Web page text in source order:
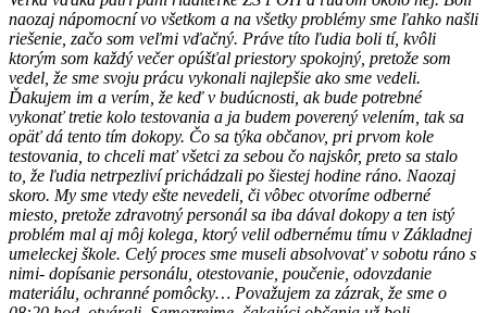
naozaj nápomocní vo všetkom a na všetky problémy sme ľahko našli
riešenie, začo som veľmi vďačný. Práve títo ľudia boli tí, kvôli
ktorým som každý večer opúšťal priestory spokojný, pretože som
vedel, že sme svoju prácu vykonali najlepšie ako sme vedeli.
Ďakujem im a verím, že keď v budúcnosti, ak bude potrebné
vykonať tretie kolo testovania a ja budem poverený velením, tak sa
opäť dá tento tím dokopy. Čo sa týka občanov, pri prvom kole
testovania, to chceli mať všetci za sebou čo najskôr, preto sa stalo
to, že ľudia netrpezliví prichádzali po šiestej hodine ráno. Naozaj
skoro. My sme vtedy ešte nevedeli, či vôbec otvoríme odberné
miesto, pretože zdravotný personál sa iba dával dokopy a ten istý
problém mal aj môj kolega, ktorý velil odbernému tímu v Základnej
umeleckej škole. Celý proces sme museli absolvovať v sobotu ráno s
nimi- dopísanie personálu, otestovanie, poučenie, odovzdanie
materiálu, ochranné pomôcky… Považujem za zázrak, že sme o